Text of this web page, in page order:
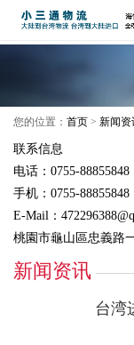
您的位置： 首页 > 新闻资
联系信息
电话：0755-88855848
手机：0755-88855848
E-Mail：
桃園市龜山區忠義路
新闻资讯
台湾